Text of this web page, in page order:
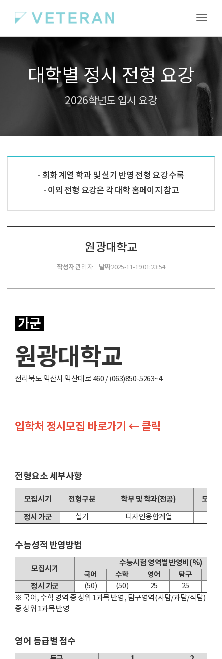
대학별 정시 전형 요강
2026학년도 입시 요강
회화 계열 학과 및 실기 반영 전형 요강 수록
이외 전형 요강은 각 대학 홈페이지 참고
원광대학교
작성자관리자 날짜2025-11-19 01:23:54
가군
원광대학교
전라북도 익산시 익산대로 460 / (063)850-5263~4
입학처 정시모집 바로가기 ← 클릭
전형요소 세부사항
모집시기 전형구분 학부 및 학과(전공)
모집
정시 가군
실기 디자인융합계열
수능성적 반영방법
모집시기
수능시험 영역별 반영비(%)
국어
수학 영어 탐구
정시 가군
(50) (50) 25
25
※ 국어, 수학 영역 중 상위 1과목 반영, 탐구영역(사탐/과탐/직탐)
중 상위 1과목 반영
영어 등급별 점수